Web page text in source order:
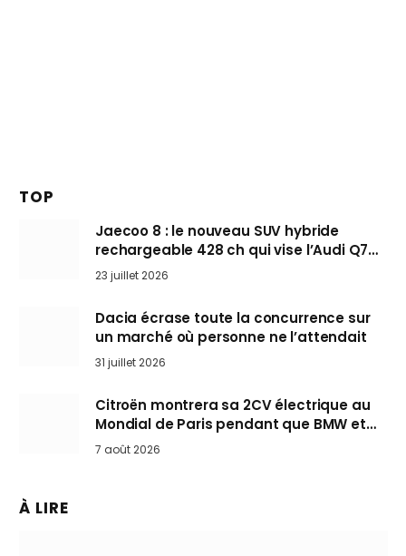
TOP
Jaecoo 8 : le nouveau SUV hybride
rechargeable 428 ch qui vise l’Audi Q7
arrive en Europe cet automne
23 juillet 2026
Dacia écrase toute la concurrence sur
un marché où personne ne l’attendait
31 juillet 2026
Citroën montrera sa 2CV électrique au
Mondial de Paris pendant que BMW et
Mini désertent le salon
7 août 2026
À LIRE